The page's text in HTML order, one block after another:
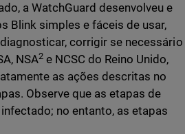
a WatchGuard desenvolveu e
Blink simples e fáceis de usar,
corrigir se necessário
NSA2 e NCSC do Reino Unido,
as ações descritas no
Observe que as etapas de
no entanto, as etapas